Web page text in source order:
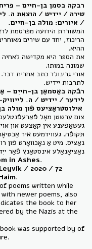
רבקה בסמן בן-חיים –
/ איורים: מולה בן-חיים.
המשוררת הידועה מפרסמת
הריכוז, יחד עם שירים
ההיא.
את הספר היא מקדישה לאחיה
שמונה במותו.
אורי גרינולד כתב אחרית
לתרבות יידיש.
רבֿקה באַסמאַן בן-חייִם – אַ
אילוסטראַציעס פֿון מולה
צום ערשטן מאָל
געשאַפֿענע אין קאַצעט און
תּקופֿה. געווידמעט איר
נאַציס. מיט אַ נאָכוואָרט פֿון
נאַציאָנאַלע אינסטאַנץ פֿאַר
in Ashes.
/ 2020 / 72
.
poems written while
newer poems, also
the book to her
by the Nazis at the
was supported by of